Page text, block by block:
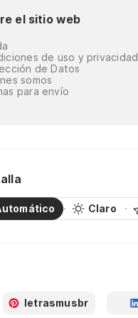
el sitio web
de uso y privacidad
de Datos
somos
para envío
Claro
letrasmusbr